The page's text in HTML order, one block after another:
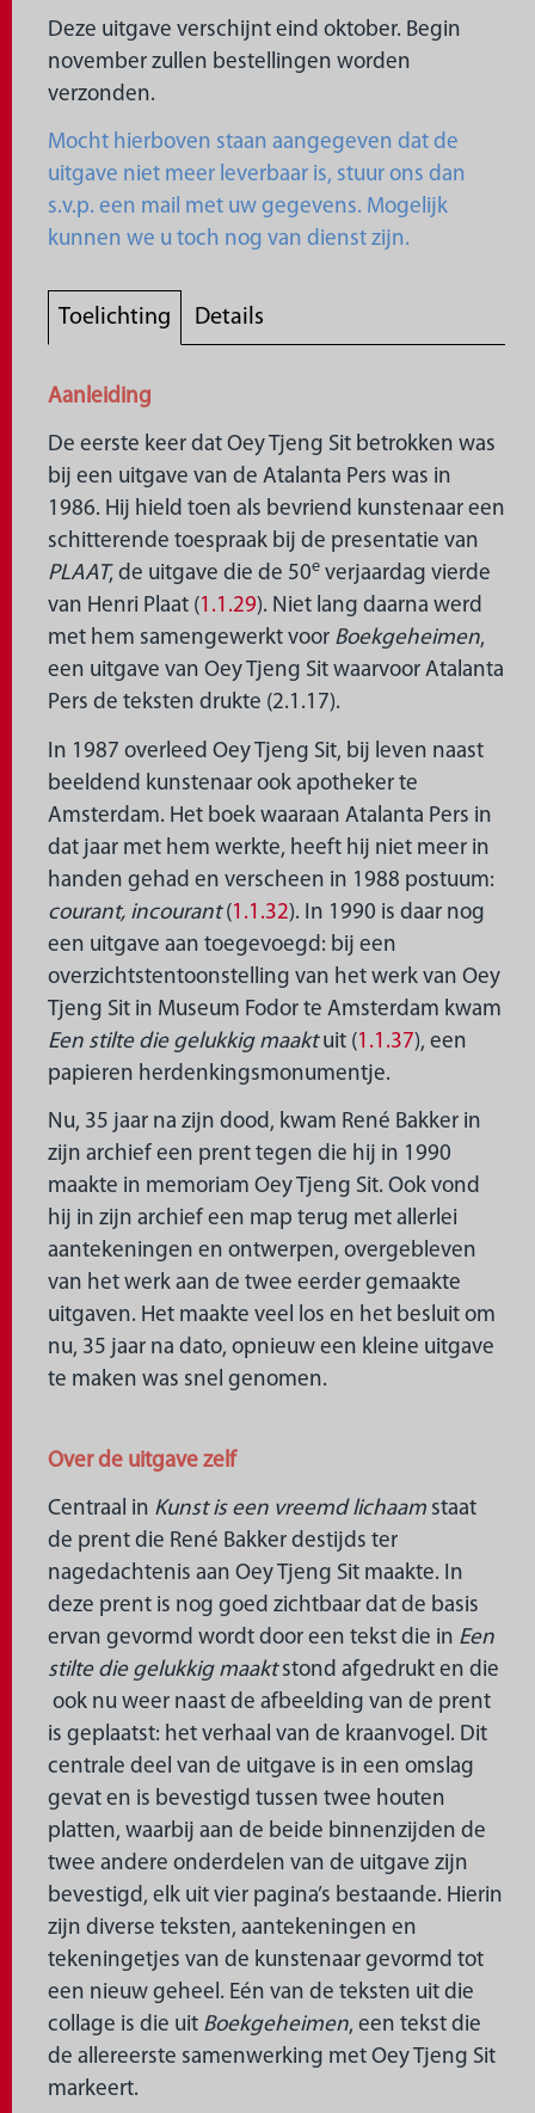
Deze uitgave verschijnt eind oktober. Begin
november zullen bestellingen worden
verzonden.
Mocht hierboven staan aangegeven dat de
uitgave niet meer leverbaar is, stuur ons dan
s.v.p. een mail met uw gegevens. Mogelijk
kunnen we u toch nog van dienst zijn.
Toelichting Details
Aanleiding
De eerste keer dat Oey Tjeng Sit betrokken was
bij een uitgave van de Atalanta Pers was in
1986. Hij hield toen als bevriend kunstenaar een
schitterende toespraak bij de presentatie van
PLAAT, de uitgave die de 50e verjaardag vierde
van Henri Plaat (1.1.29). Niet lang daarna werd
met hem samengewerkt voor Boekgeheimen,
een uitgave van Oey Tjeng Sit waarvoor Atalanta
Pers de teksten drukte (2.1.17).
In 1987 overleed Oey Tjeng Sit, bij leven naast
beeldend kunstenaar ook apotheker te
Amsterdam. Het boek waaraan Atalanta Pers in
dat jaar met hem werkte, heeft hij niet meer in
handen gehad en verscheen in 1988 postuum:
courant, incourant(1.1.32). In 1990 is daar nog
een uitgave aan toegevoegd: bij een
overzichtstentoonstelling van het werk van Oey
Tjeng Sit in Museum Fodor te Amsterdam kwam
Een stilte die gelukkig maaktuit (1.1.37), een
papieren herdenkingsmonumentje.
Nu, 35 jaar na zijn dood, kwam René Bakker in
zijn archief een prent tegen die hij in 1990
maakte in memoriam Oey Tjeng Sit. Ook vond
hij in zijn archief een map terug met allerlei
aantekeningen en ontwerpen, overgebleven
van het werk aan de twee eerder gemaakte
uitgaven. Het maakte veel los en het besluit om
nu, 35 jaar na dato, opnieuw een kleine uitgave
te maken was snel genomen.
Over de uitgave zelf
Centraal in Kunst is een vreemd lichaam staat
de prent die René Bakker destijds ter
nagedachtenis aan Oey Tjeng Sit maakte. In
deze prent is nog goed zichtbaar dat de basis
ervan gevormd wordt door een tekst die in Een
stilte die gelukkig maaktstond afgedrukt en die
ook nu weer naast de afbeelding van de prent
is geplaatst: het verhaal van de kraanvogel. Dit
centrale deel van de uitgave is in een omslag
gevat en is bevestigd tussen twee houten
platten, waarbij aan de beide binnenzijden de
twee andere onderdelen van de uitgave zijn
bevestigd, elk uit vier pagina’s bestaande. Hierin
zijn diverse teksten, aantekeningen en
tekeningetjes van de kunstenaar gevormd tot
een nieuw geheel. Eén van de teksten uit die
collage is die uit Boekgeheimen, een tekst die
de allereerste samenwerking met Oey Tjeng Sit
markeert.